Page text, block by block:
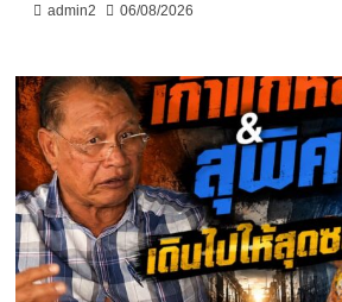
admin2 06/08/2026